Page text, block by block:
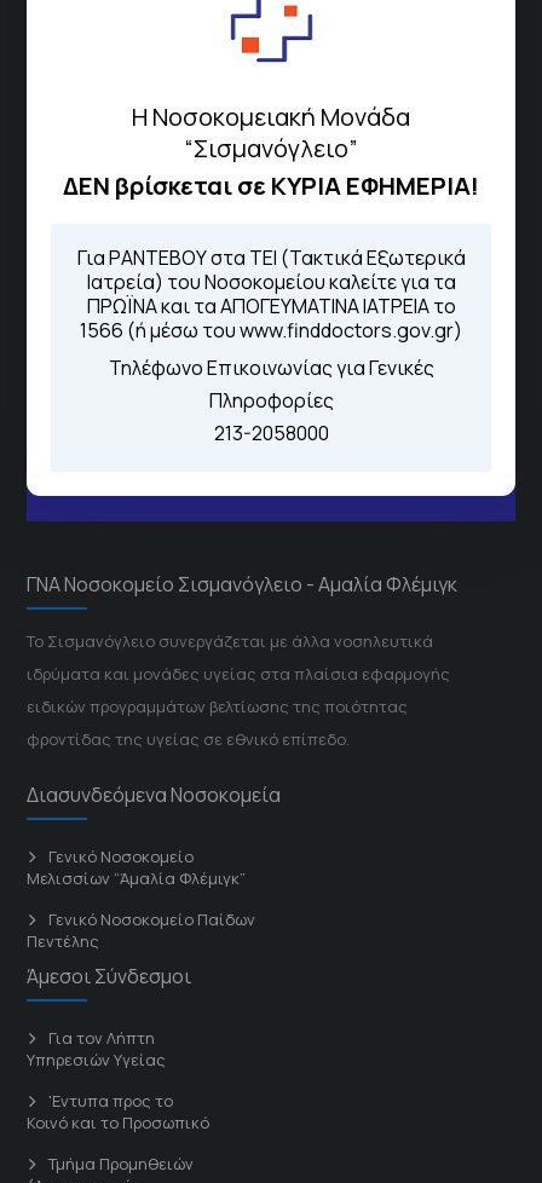
Η Νοσοκομειακή Μονάδα
“Σισμανόγλειο”
ΔΕΝ βρίσκεται σε ΚΥΡΙΑ ΕΦΗΜΕΡΙΑ!
Για ΡΑΝΤΕΒΟΥ στα ΤΕΙ (Τακτικά Εξωτερικά
Ιατρεία) του Νοσοκομείου καλείτε για τα
ΠΡΩΪΝΑ και τα ΑΠΟΓΕΥΜΑΤΙΝΑ ΙΑΤΡΕΙΑ το
1566 (ή μέσω του www.finddoctors.gov.gr)
Τηλέφωνο Επικοινωνίας για Γενικές
Πληροφορίες
213-2058000
Σισμανόγλειου 1,
Μαρούσι 151 26,
Πως να έρθετε με ΜΜΜ
Τηλέφωνα για Ραντεβού
Για τα πρωινά και τα απογευματινά
Από τον ιστότοπο eΡαντεβού
Καλώντας στην φωνητική πύλη του
ΓΝΑ Νοσοκομείο Σισμανόγλειο - Αμαλία Φλέμιγκ
Το Σισμανόγλειο συνεργάζεται με άλλα νοσηλευτικά
ιδρύματα και μονάδες υγείας στα πλαίσια εφαρμογής
ειδικών προγραμμάτων βελτίωσης της ποιότητας
φροντίδας της υγείας σε εθνικό επίπεδο.
Διασυνδεόμενα Νοσοκομεία
Γενικό Νοσοκομείο
Μελισσίων “Άμαλία Φλέμιγκ”
Γενικό Νοσοκομείο Παίδων
Πεντέλης
Άμεσοι Σύνδεσμοι
Για τον Λήπτη
Υπηρεσιών Υγείας
'Εντυπα προς το
Κοινό και το Προσωπικό
Τμήμα Προμηθειών